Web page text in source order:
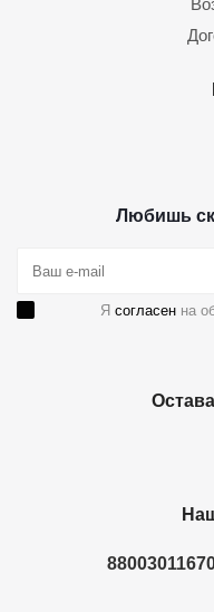
Любишь
Я согласен на